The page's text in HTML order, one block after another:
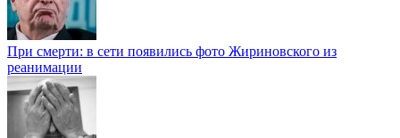
При смерти: в сети появились фото Жириновского из
реанимации